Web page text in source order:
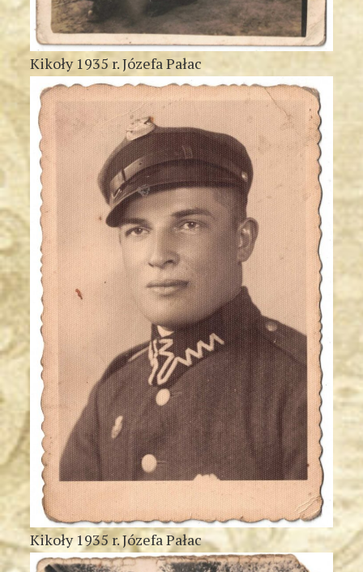
Kikoły 1935 r. Józefa Pałac
Kikoły 1935 r. Józefa Pałac